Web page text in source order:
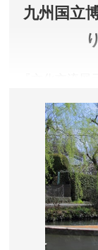
お問い合わ
太宰府天満宮
九州国立
をわかりや
化と芸術を堪
福岡県太宰府
観覧料(文化
生以下また
わかるもの
開館時間／